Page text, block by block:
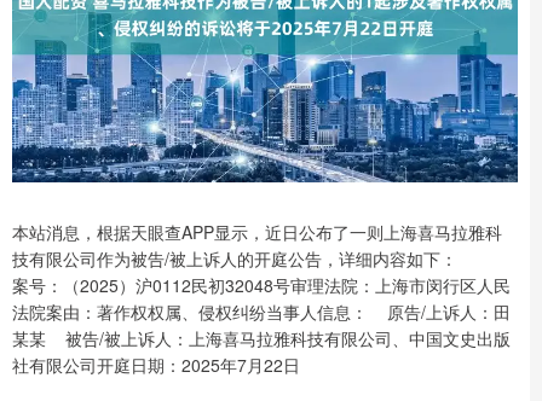
本站消息，根据天眼查APP显示，近日公布了一则上海喜马拉雅科
技有限公司作为被告/被上诉人的开庭公告，详细内容如下：
案号：（2025）沪0112民初32048号审理法院：上海市闵行区人民
法院案由：著作权权属、侵权纠纷当事人信息： 原告/上诉人：田
某某 被告/被上诉人：上海喜马拉雅科技有限公司、中国文史出版
社有限公司开庭日期：2025年7月22日